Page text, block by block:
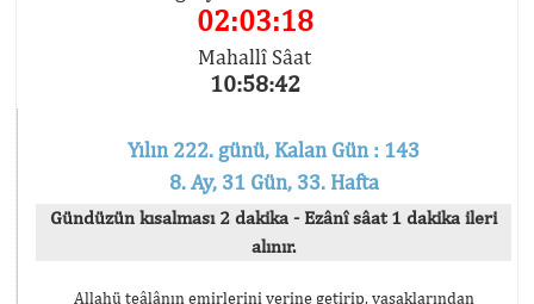
02:03:18
Mahallî Sâat
10:58:42
Yılın 222. günü, Kalan Gün : 143
8. Ay, 31 Gün, 33. Hafta
Gündüzün kısalması 2 dakika - Ezânî sâat 1 dakika ileri
alınır.
Allahü teâlânın emirlerini yerine getirip, yasaklarından